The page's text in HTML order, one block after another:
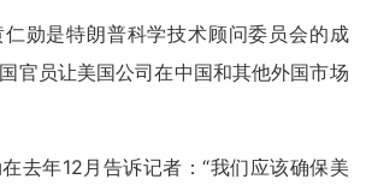
勋是特朗普科学技术顾问委员会的成
官员让美国公司在中国和其他外国市场
去年12月告诉记者：“我们应该确保美